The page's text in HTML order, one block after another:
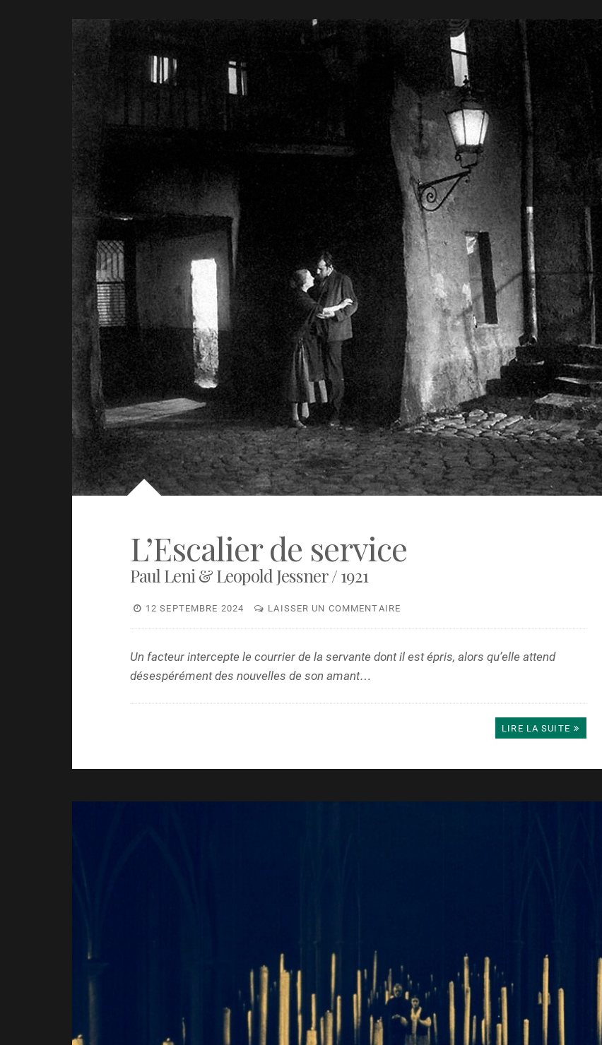
L’Escalier de service
Paul Leni & Leopold Jessner / 1921
12 SEPTEMBRE 2024 LAISSER UN COMMENTAIRE
Un facteur intercepte le courrier de la servante dont il est épris, alors qu’elle attend
désespérément des nouvelles de son amant…
LIRE LA SUITE